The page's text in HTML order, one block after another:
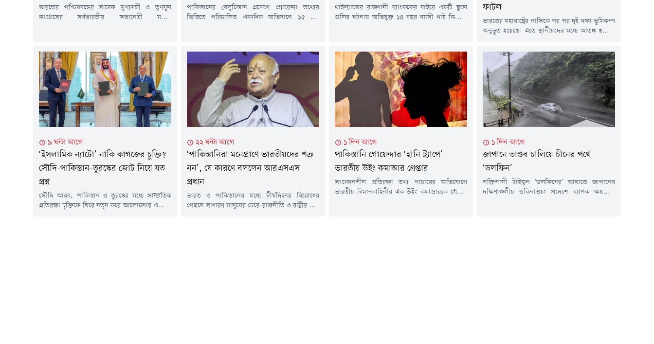
ভারতের পশ্চিমবঙ্গের সাবেক মুখ্যমন্ত্রী ও তৃণমূল
কংগ্রেসের সর্বভারতীয় সভানেত্রী মমতা
হামলার ঘটনা ঘটে।অজ্ঞাতপরিচয় দুষ্কৃতকারীরা তার
গাড়ি লক্ষ্য করে ইট-পাথর ছুড়েছে। গাড়ির জানালা
বন্ধ না থাকলে ইট-পাথরের আঘাতে তার মাথা...
পাকিস্তানের বেলুচিস্তান প্রদেশে গোয়েন্দা তথ্যের
ভিত্তিতে পরিচালিত একাধিক অভিযানে ১৫ জন
ফিতনা-৩'-এর আওতায় বেলুচিস্তানের মাস্তুং, বোলান,
ওয়াশুক, আভারান, সিবি, খুজদার, হারনাই ও নুশকি
এলাকায় এসব অভিযান চালানো হয়।নিরাপত্তা
বাহিনীর বরাতে প্রতিবেদনে বলা হয়েছে,...
থাইল্যান্ডের রাজধানী ব্যাংককের বাইরে একটি স্কুলে
গুলির ঘটনায় অভিযুক্ত ১৪ বছর বয়সী থাই কিশোর
করেছিলেন এক শিক্ষক। রোববার পুলিশ এ তথ্য
জানিয়েছে।পুলিশ বলছে, ওই কিশোর দীর্ঘদিন ধরে
আগ্নেয়াস্ত্র ব্যবহারের বিষয়ে...
ফাটল
ভারতের মহারাষ্ট্রের নাসিকে পর পর দুই দফা ভূমিকম্প
অনুভূত হয়েছে। এতে স্থানীয়দের মধ্যে আতঙ্ক ছড়িয়ে
যায়নি।ভারতীয় সংবাদমাধ্যমের তথ্য অনুযায়ী,
শনিবার (স্থানীয় সময়) রাত ১০টার দিকে প্রথম
ভূমিকম্প অনুভূত হয়। রিখটার স্কেলে এর মাত্রা ছিল ৪
দশমিক ৩। এর কয়েক ঘণ্টা পর রবিবার...
৯ ঘন্টা আগে
‘ইসলামিক ন্যাটো’ নাকি কাগজের চুক্তি?
সৌদি-পাকিস্তান-তুরস্কের জোট নিয়ে যত
প্রশ্ন
সৌদি আরব, পাকিস্তান ও তুরস্কের মধ্যে সাম্প্রতিক
প্রতিরক্ষা চুক্তিকে ঘিরে নতুন করে আলোচনায় এসেছে
২২ ঘন্টা আগে
‘পাকিস্তানিরা মনেপ্রাণে ভারতীয়দের শত্রু
নন’, যে কারণে বললেন আরএসএস
প্রধান
ভারত ও পাকিস্তানের মধ্যে দীর্ঘদিনের বিরোধের
পেছনে সাধারণ মানুষের চেয়ে রাজনীতি ও রাষ্ট্রীয় স্বার্থ
১ দিন আগে
পাকিস্তানি গোয়েন্দার ‘হানি ট্র্যাপে’
ভারতীয় উইং কমান্ডার গ্রেপ্তার
সংবেদনশীল প্রতিরক্ষা তথ্য পাচারের অভিযোগে
ভারতীয় বিমানবাহিনীর এক উইং কমান্ডারকে গ্রেপ্তার
১ দিন আগে
জাপানে তাণ্ডব চালিয়ে চীনের পথে
‘ডলফিন’
শক্তিশালী টাইফুন 'ডলফিনের' আঘাতে জাপানের
দক্ষিণাঞ্চলীয় ওকিনাওয়া প্রদেশে ব্যাপক ক্ষয়ক্ষতি